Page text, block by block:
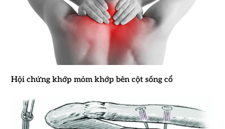
Hội chứng khớp mỏm khớp bên cột sống cổ